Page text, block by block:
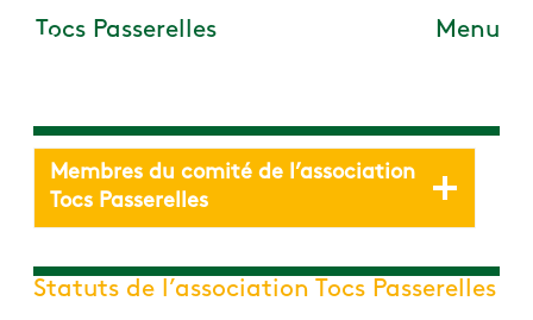
Skip to main content
Tocs Passerelles Menu
Membres du comité de l’association
Tocs Passerelles
Statuts de l’association Tocs Passerelles